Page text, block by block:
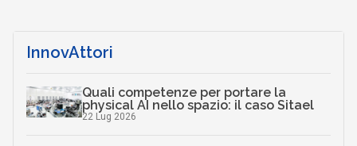
InnovAttori
Quali competenze per portare la
physical AI nello spazio: il caso Sitael
22 Lug 2026